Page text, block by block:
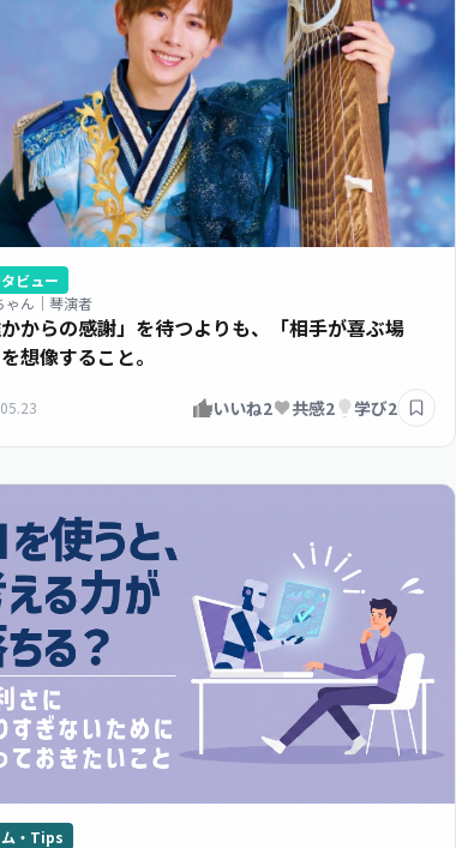
ビュー
ゃん｜琴演者
かからの感謝」を待つよりも、「相手が喜ぶ場
想像すること。
いいね2 共感2 学び2
ム・Tips